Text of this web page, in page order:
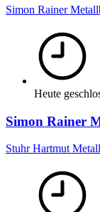
Simon Rainer
Heute
Simon Rainer
Stuhr Hartmut